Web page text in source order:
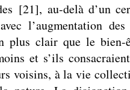
[21], au-delà d’un
l’augmentation
clair que le bien-
et s’ils
voisins, à la vie